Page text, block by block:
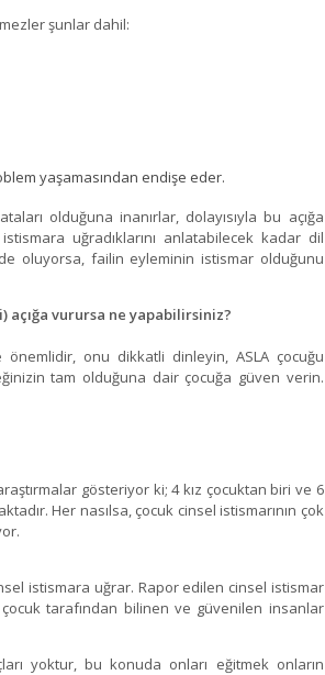
şunlar dahil:
yaşamasından endişe eder.
olduğuna inanırlar, dolayısıyla bu açığa
uğradıklarını anlatabilecek kadar dil
oluyorsa, failin eyleminin istismar olduğunu
açığa vurursa ne yapabilirsiniz?
önemlidir, onu dikkatli dinleyin, ASLA çocuğu
tam olduğuna dair çocuğa güven verin.
gösteriyor ki; 4 kız çocuktan biri ve 6
Her nasılsa, çocuk cinsel istismarının çok
istismara uğrar. Rapor edilen cinsel istismar
tarafından bilinen ve güvenilen insanlar
yoktur, bu konuda onları eğitmek onların